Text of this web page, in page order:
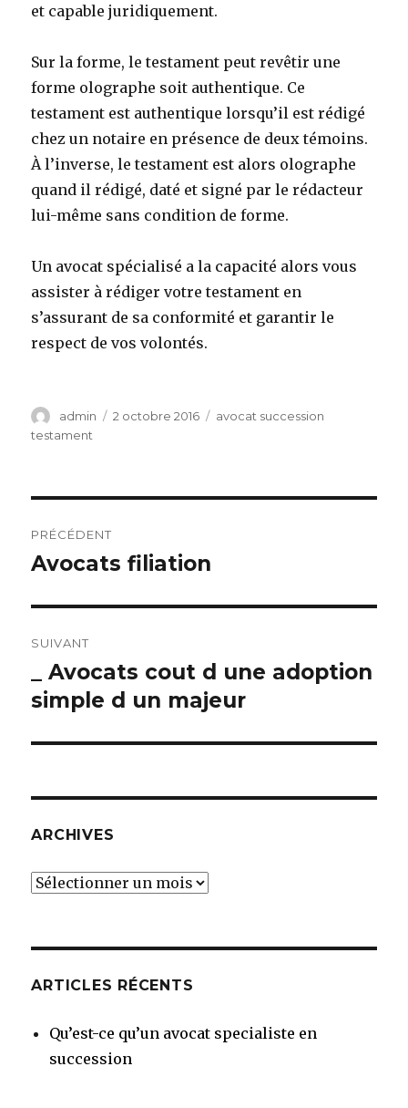
et capable juridiquement.
Sur la forme, le testament peut revêtir une
forme olographe soit authentique. Ce
testament est authentique lorsqu’il est rédigé
chez un notaire en présence de deux témoins.
À l’inverse, le testament est alors olographe
quand il rédigé, daté et signé par le rédacteur
lui-même sans condition de forme.
Un avocat spécialisé a la capacité alors vous
assister à rédiger votre testament en
s’assurant de sa conformité et garantir le
respect de vos volontés.
Auteur
admin
Publié
2 octobre 2016 Catégories
avocat succession
testament
de
PRÉCÉDENT
Article
Avocats filiation
SUIVANT
Article
suivant :
_ Avocats cout d une adoption
simple d un majeur
ARCHIVES
Archives
ARTICLES RÉCENTS
Qu’est-ce qu’un avocat specialiste en
succession